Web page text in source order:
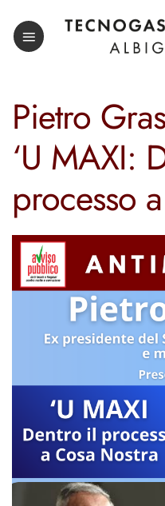
contenuti
Pietro
‘U MAXI:
processo